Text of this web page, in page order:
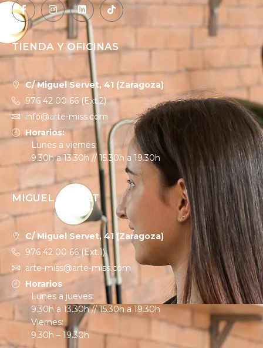
TIENDA Y OFICINAS
C/ Miguel Servet, 41 (Zaragoza)
976 42 00 66 (Ext.2)
info@arte-miss.com
Horarios:
Lunes a viernes:
9.30h a 13.30h // 15.30h a 19.30h
MIGUEL SERVET
C/ Miguel Servet, 41 (Zaragoza)
976 42 00 66 (Ext.1)
arte-miss@arte-miss.com
Horarios
Lunes a jueves:
9.30h a 13.30h // 15.30h a 19.30h
Viernes:
9.30h – 19.30h